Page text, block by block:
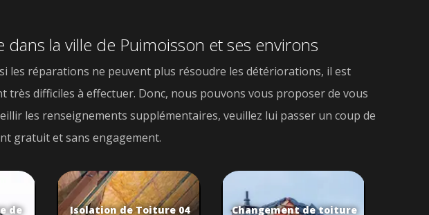
la ville de Puimoisson et ses environs
les réparations ne peuvent plus résoudre les détériorations, il est
très difficiles à effectuer. Donc, nous pouvons vous proposer de vous
les renseignements supplémentaires, veuillez lui passer un coup de
gratuit et sans engagement.
de
Isolation de Toiture 04
Changement de toiture